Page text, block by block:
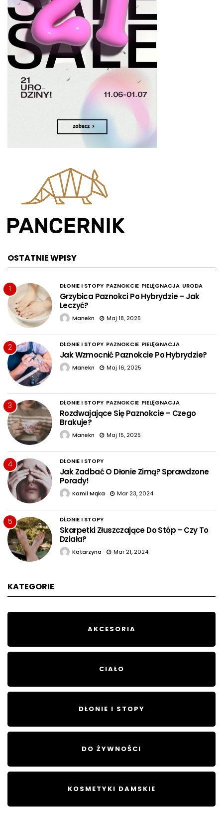
OSTATNIE WPISY
1 DŁONIE I STOPY PAZNOKCIE PIELĘGNACJA URODA
Grzybica Paznokci Po Hybrydzie – Jak
Leczyć?
Manekn Maj 18, 2025
2 DŁONIE I STOPY PAZNOKCIE PIELĘGNACJA
Jak Wzmocnić Paznokcie Po Hybrydzie?
Manekn Maj 16, 2025
3 DŁONIE I STOPY PAZNOKCIE PIELĘGNACJA
Rozdwajające Się Paznokcie – Czego
Brakuje?
Manekn Maj 15, 2025
4 DŁONIE I STOPY
Jak Zadbać O Dłonie Zimą? Sprawdzone
Porady!
Kamil Mąka Mar 23, 2024
5 DŁONIE I STOPY
Skarpetki Złuszczające Do Stóp – Czy To
Działa?
Katarzyna Mar 21, 2024
KATEGORIE
AKCESORIA
CIAŁO
DŁONIE I STOPY
DO ŻYWNOŚCI
KOSMETYKI DAMSKIE